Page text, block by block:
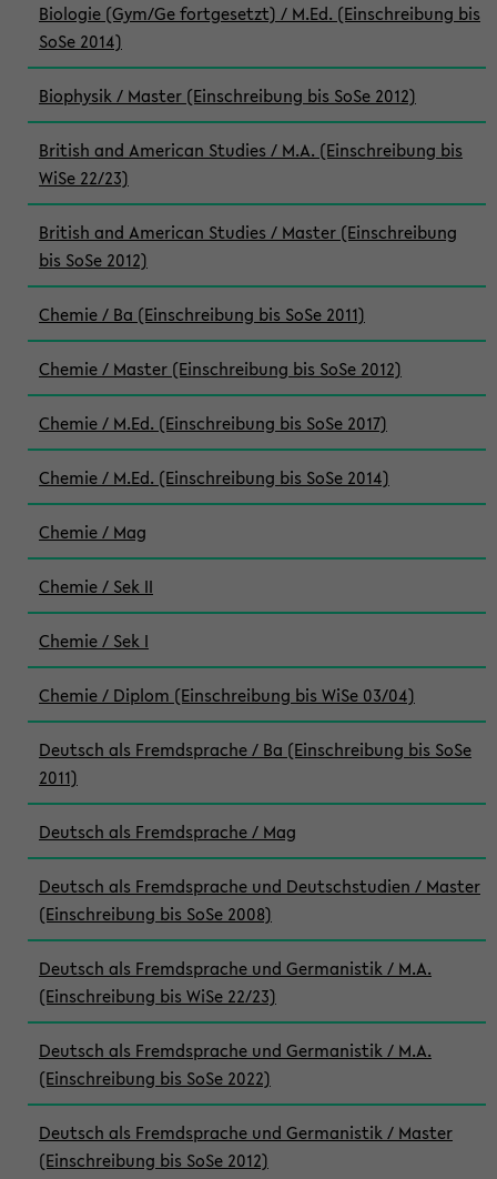
Biologie (Gym/Ge fortgesetzt) / M.Ed. (Einschreibung bis
SoSe 2014)
Biophysik / Master (Einschreibung bis SoSe 2012)
British and American Studies / M.A. (Einschreibung bis
WiSe 22/23)
British and American Studies / Master (Einschreibung
bis SoSe 2012)
Chemie / Ba (Einschreibung bis SoSe 2011)
Chemie / Master (Einschreibung bis SoSe 2012)
Chemie / M.Ed. (Einschreibung bis SoSe 2017)
Chemie / M.Ed. (Einschreibung bis SoSe 2014)
Chemie / Mag
Chemie / Sek II
Chemie / Sek I
Chemie / Diplom (Einschreibung bis WiSe 03/04)
Deutsch als Fremdsprache / Ba (Einschreibung bis SoSe
2011)
Deutsch als Fremdsprache / Mag
Deutsch als Fremdsprache und Deutschstudien / Master
(Einschreibung bis SoSe 2008)
Deutsch als Fremdsprache und Germanistik / M.A.
(Einschreibung bis WiSe 22/23)
Deutsch als Fremdsprache und Germanistik / M.A.
(Einschreibung bis SoSe 2022)
Deutsch als Fremdsprache und Germanistik / Master
(Einschreibung bis SoSe 2012)